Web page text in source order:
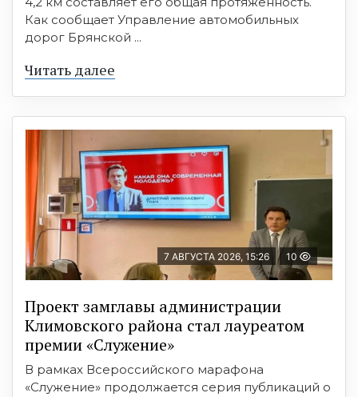
Как сообщает Управление автомобильных
дорог Брянской ...
Читать далее
7 АВГУСТА 2026, 15:26 10
Проект замглавы администрации
Климовского района стал лауреатом
премии «Служение»
В рамках Всероссийского марафона
«Служение» продолжается серия публикаций о